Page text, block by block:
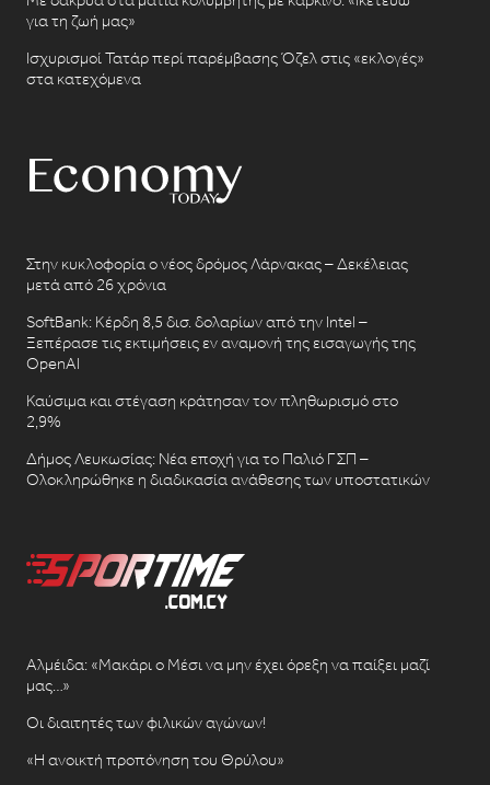
για τη ζωή μας»
Ισχυρισμοί Τατάρ περί παρέμβασης Όζελ στις «εκλογές»
στα κατεχόμενα
Στην κυκλοφορία ο νέος δρόμος Λάρνακας – Δεκέλειας
μετά από 26 χρόνια
SoftBank: Κέρδη 8,5 δισ. δολαρίων από την Intel –
Ξεπέρασε τις εκτιμήσεις εν αναμονή της εισαγωγής της
OpenAI
Καύσιμα και στέγαση κράτησαν τον πληθωρισμό στο
2,9%
Δήμος Λευκωσίας: Νέα εποχή για το Παλιό ΓΣΠ –
Ολοκληρώθηκε η διαδικασία ανάθεσης των υποστατικών
Αλμέιδα: «Μακάρι ο Μέσι να μην έχει όρεξη να παίξει μαζί
μας…»
Οι διαιτητές των φιλικών αγώνων!
«Η ανοικτή προπόνηση του Θρύλου»